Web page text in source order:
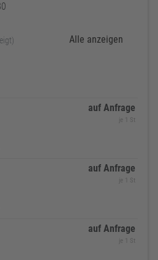
Alle anzeigen
auf Anfrage
je 1 St
auf Anfrage
je 1 St
auf Anfrage
je 1 St